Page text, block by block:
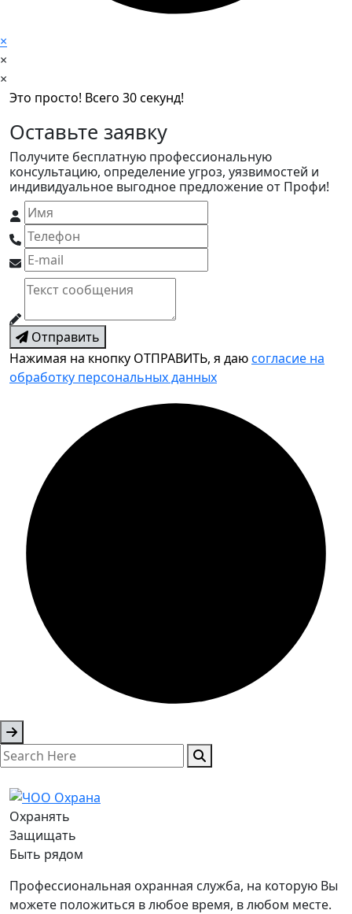
×
×
×
Это просто! Всего 30 секунд!
Оставьте заявку
Получите бесплатную профессиональную
консультацию, определение угроз, уязвимостей и
индивидуальное выгодное предложение от Профи!
Отправить
Нажимая на кнопку ОТПРАВИТЬ, я даюсогласие на
обработку персональных данных
Охранять
Защищать
Быть рядом
Профессиональная охранная служба, на которую Вы
можете положиться в любое время, в любом месте.